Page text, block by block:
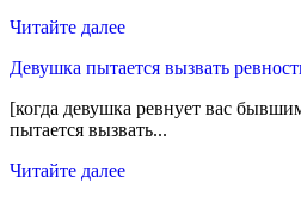
Читайте далее
Девушка пытается вызвать
[когда девушка ревнует вас
пытается вызвать...
Читайте далее